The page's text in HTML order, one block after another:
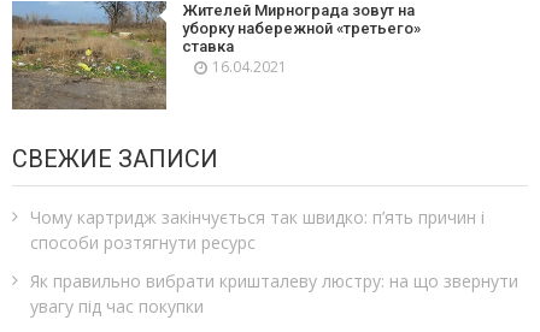
Жителей Мирнограда зовут на
уборку набережной «третьего»
ставка
16.04.2021
СВЕЖИЕ ЗАПИСИ
Чому картридж закінчується так швидко: п’ять причин і
способи розтягнути ресурс
Як правильно вибрати кришталеву люстру: на що звернути
увагу під час покупки